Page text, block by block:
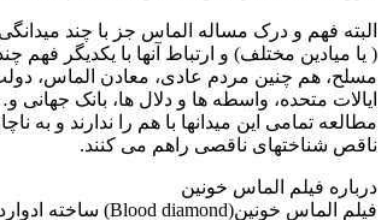
( یا میادین مختلف) و ارتباط آنها با یکدیگر
مسلح، هم چنین مردم عادی، معادن الماس،
ایالات متحده، واسطه ها و دلال ها، بانک
مطالعه تمامی این میدانها با هم را ندارند و
ناقص شناختهای ناقصی راهم می کنند.
درباره فیلم الماس خونین